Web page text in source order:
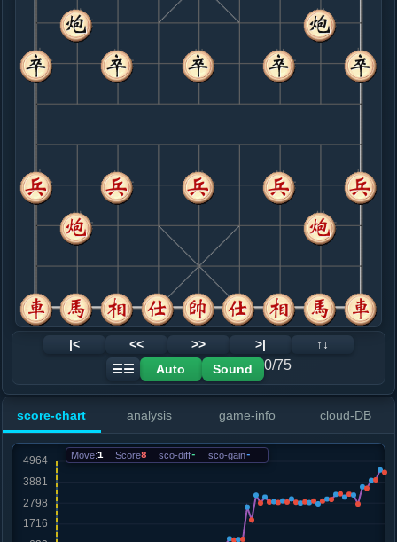
5. 车一平二
红+10
.....士６进５
6. 车二进六
红+144
.....砲８平９
红+130
7. 车二平三
红+102
车二进三
8. 炮八平九
红+34
相七进五
.....砲９平７
红+19
9. 车三平四
红+21
.....砲２进２
10. 车九平八
红+164
相七进五
.....车１平２
红+222
红+201
.....象７进５
红+269
12. 兵一进一
红+132
马七进六
红+131
13. 兵七进一
红+179
马七进六
.....象３退５
红+66
15. 车四退二
.....马７进８
车８进３
16. 车四平七
|< << >> >|
↑↓
☰☰
Auto Sound 0/75
score-chart analysis game-info cloud-DB
Move:1 Score8 sco-diff- sco-gain-